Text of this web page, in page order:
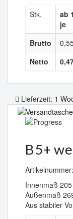
Stk.
ab 1
je
Brutto
Netto
Lieferzeit: 1
B5+
Innenmaß
Außenmaß
Aus stabiler